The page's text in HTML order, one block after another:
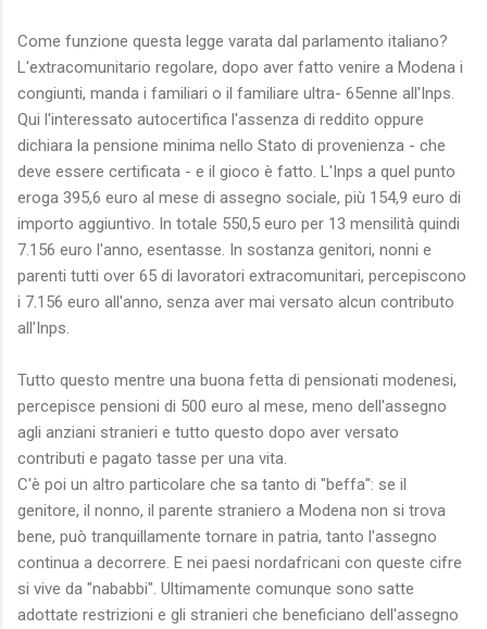
Come funzione questa legge varata dal parlamento italiano?
L'extracomunitario regolare, dopo aver fatto venire a Modena i
congiunti, manda i familiari o il familiare ultra- 65enne all'Inps.
Qui l'interessato autocertifica l'assenza di reddito oppure
dichiara la pensione minima nello Stato di provenienza - che
deve essere certificata - e il gioco è fatto. L'Inps a quel punto
eroga 395,6 euro al mese di assegno sociale, più 154,9 euro di
importo aggiuntivo. In totale 550,5 euro per 13 mensilità quindi
7.156 euro l'anno, esentasse. In sostanza genitori, nonni e
parenti tutti over 65 di lavoratori extracomunitari, percepiscono
i 7.156 euro all'anno, senza aver mai versato alcun contributo
all'Inps.
Tutto questo mentre una buona fetta di pensionati modenesi,
percepisce pensioni di 500 euro al mese, meno dell'assegno
agli anziani stranieri e tutto questo dopo aver versato
contributi e pagato tasse per una vita.
C'è poi un altro particolare che sa tanto di "beffa": se il
genitore, il nonno, il parente straniero a Modena non si trova
bene, può tranquillamente tornare in patria, tanto l'assegno
continua a decorrere. E nei paesi nordafricani con queste cifre
si vive da "nababbi". Ultimamente comunque sono satte
adottate restrizioni e gli stranieri che beneficiano dell'assegno